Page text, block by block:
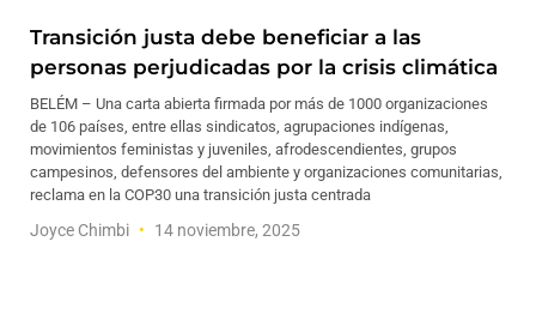
Transición justa debe beneficiar a las
personas perjudicadas por la crisis climática
BELÉM – Una carta abierta firmada por más de 1000 organizaciones
de 106 países, entre ellas sindicatos, agrupaciones indígenas,
movimientos feministas y juveniles, afrodescendientes, grupos
campesinos, defensores del ambiente y organizaciones comunitarias,
reclama en la COP30 una transición justa centrada
Joyce Chimbi 14 noviembre, 2025